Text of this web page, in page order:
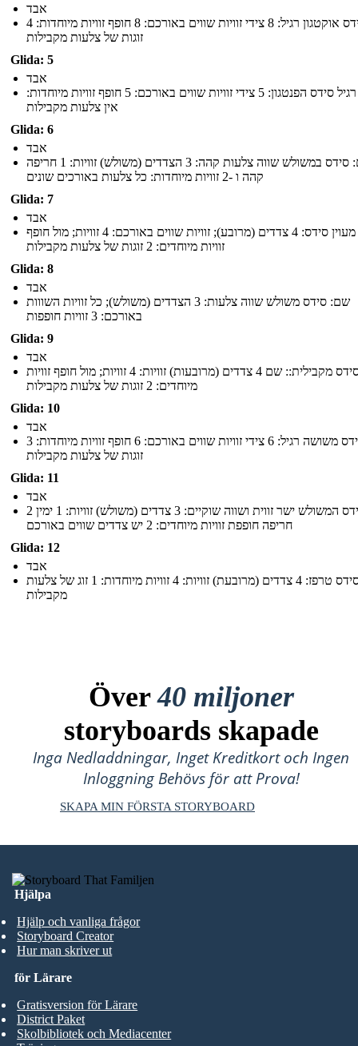
אבד
שם: סידס אוקטגון רגיל: 8 צידי זוויות שווים באורכם: 8 חופף זוויות מיוחדות: 4
זוגות של צלעות מקבילות
Glida: 5
אבד
שם: רגיל סידס הפנטגון: 5 צידי זוויות שווים באורכם: 5 חופף זוויות מיוחדות:
אין צלעות מקבילות
Glida: 6
אבד
שם: סידס במשולש שווה צלעות קהה: 3 הצדדים (משולש) זוויות: 1 חריפה
קהה ו -2 זוויות מיוחדות: כל צלעות באורכים שונים
Glida: 7
אבד
שם: מעוין סידס: 4 צדדים (מרובע); זוויות שווים באורכם: 4 זוויות; מול חופף
זוויות מיוחדים: 2 זוגות של צלעות מקבילות
Glida: 8
אבד
שם: סידס משולש שווה צלעות: 3 הצדדים (משולש); כל זוויות השווות
באורכם: 3 זוויות חופפות
Glida: 9
אבד
סידס מקבילית:: שם 4 צדדים (מרובעות) זוויות: 4 זוויות; מול חופף זוויות
מיוחדים: 2 זוגות של צלעות מקבילות
Glida: 10
אבד
שם: סידס משושה רגיל: 6 צידי זוויות שווים באורכם: 6 חופף זוויות מיוחדות: 3
זוגות של צלעות מקבילות
Glida: 11
אבד
שם: סידס המשולש ישר זווית ושווה שוקיים: 3 צדדים (משולש) זוויות: 1 ימין 2
חריפה חופפת זוויות מיוחדים: 2 יש צדדים שווים באורכם
Glida: 12
אבד
שם: סידס טרפז: 4 צדדים (מרובעת) זוויות: 4 זוויות מיוחדות: 1 זוג של צלעות
מקבילות
Över40 miljoner
storyboards skapade
Inga Nedladdningar, Inget Kreditkort och Ingen
Inloggning Behövs för att Prova!
SKAPA MIN FÖRSTA STORYBOARD
Hjälpa
Hjälp och vanliga frågor
Storyboard Creator
Hur man skriver ut
för Lärare
Gratisversion för Lärare
District Paket
Skolbibliotek och Mediacenter